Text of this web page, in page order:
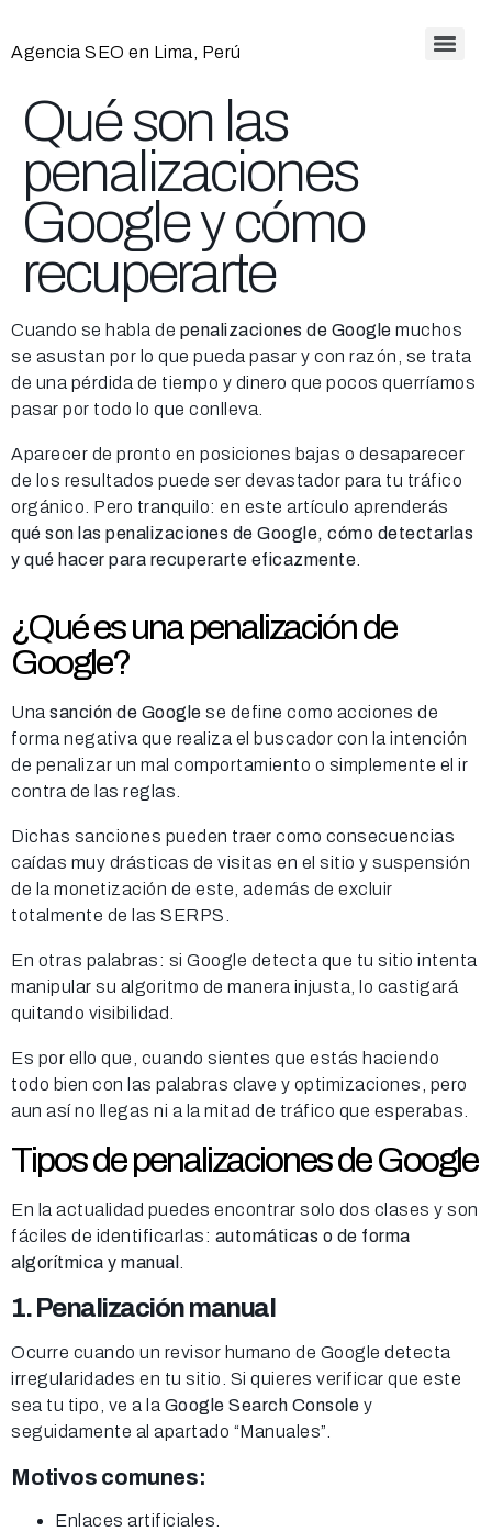
Agencia SEO en Lima, Perú
Qué son las
penalizaciones
Google y cómo
recuperarte
Cuando se habla de penalizaciones de Google muchos
se asustan por lo que pueda pasar y con razón, se trata
de una pérdida de tiempo y dinero que pocos querríamos
pasar por todo lo que conlleva.
Aparecer de pronto en posiciones bajas o desaparecer
de los resultados puede ser devastador para tu tráfico
orgánico. Pero tranquilo: en este artículo aprenderás
qué son las penalizaciones de Google, cómo detectarlas
y qué hacer para recuperarte eficazmente
¿Qué es una penalización de
Google?
Una sanción de Google se define como acciones de
forma negativa que realiza el buscador con la intención
de penalizar un mal comportamiento o simplemente el ir
contra de las reglas.
Dichas sanciones pueden traer como consecuencias
caídas muy drásticas de visitas en el sitio y suspensión
de la monetización de este, además de excluir
totalmente de las SERPS.
En otras palabras: si Google detecta que tu sitio intenta
manipular su algoritmo de manera injusta, lo castigará
quitando visibilidad.
Es por ello que, cuando sientes que estás haciendo
todo bien con las palabras clave y optimizaciones, pero
aun así no llegas ni a la mitad de tráfico que esperabas.
Tipos de penalizaciones de Google
En la actualidad puedes encontrar solo dos clases y son
fáciles de identificarlas: automáticas o de forma
algorítmica y manual
1. Penalización manual
Ocurre cuando un revisor humano de Google detecta
irregularidades en tu sitio. Si quieres verificar que este
sea tu tipo, ve a la Google Search Console y
seguidamente al apartado “Manuales”.
Motivos comunes:
Enlaces artificiales.